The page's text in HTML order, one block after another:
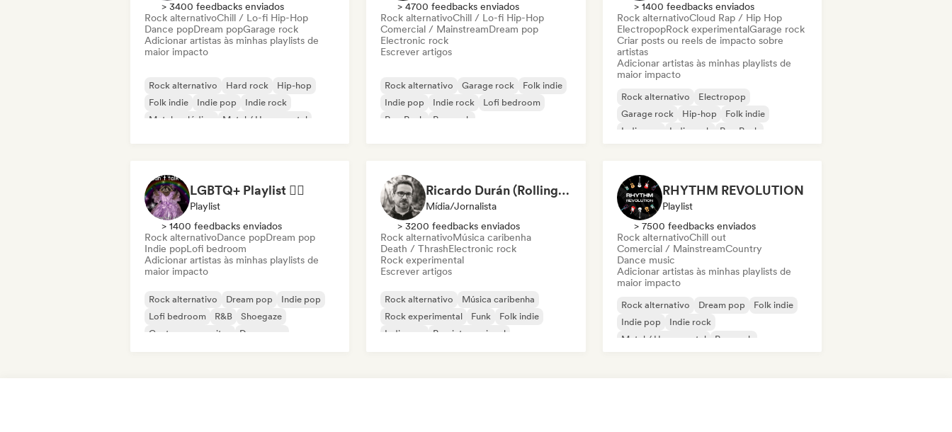
> 3400 feedbacks enviados
Rock alternativoChill / Lo-fi Hip-Hop
Dance popDream popGarage rock
Adicionar artistas às minhas playlists de
maior impacto
Rock alternativo Hard rock
Hip-hop
Folk indie
Indie pop
Indie rock
Metal melódico
Metal / Heavy metal
> 4700 feedbacks enviados
Rock alternativoChill / Lo-fi Hip-Hop
Comercial / MainstreamDream pop
Electronic rock
Escrever artigos
Rock alternativo Garage rock
Folk indie
Indie pop
Indie rock
Lofi bedroom
Pop Punk
Pop rock
> 1400 feedbacks enviados
Rock alternativoCloud Rap / Hip Hop
ElectropopRock experimentalGarage rock
Criar posts ou reels de impacto sobre
artistas
Adicionar artistas às minhas playlists de
maior impacto
Rock alternativo
Electropop
Garage rock
Hip-hop
Folk indie
Indie pop
Indie rock Pop Punk
LGBTQ+ Playlist 🏳️‍🌈
Playlist
> 1400 feedbacks enviados
Rock alternativoDance popDream pop
Indie popLofi bedroom
Adicionar artistas às minhas playlists de
maior impacto
Rock alternativo Dream pop
Indie pop
Lofi bedroom
R&B
Shoegaze
Cantor-compositor
Dance pop
Ricardo Durán (Rolling Stone en Español-Editor-in-chief)
Mídia/Jornalista
> 3200 feedbacks enviados
Rock alternativoMúsica caribenha
Death / ThrashElectronic rock
Rock experimental
Escrever artigos
Rock alternativo
Música caribenha
Rock experimental
Funk
Folk indie
Indie pop
Pop internacional
RHYTHM REVOLUTION
Playlist
> 7500 feedbacks enviados
Rock alternativoChill out
Comercial / MainstreamCountry
Dance music
Adicionar artistas às minhas playlists de
maior impacto
Rock alternativo Dream pop
Folk indie
Indie pop
Indie rock
Metal / Heavy metal
Pop rock